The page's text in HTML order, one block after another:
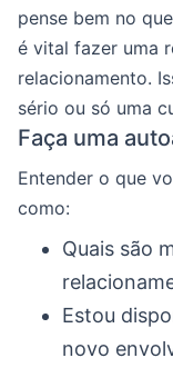
pense bem no
é vital fazer uma
relacionamento.
sério ou só uma
Faça uma
Entender o que
como:
Quais são
Estou
novo